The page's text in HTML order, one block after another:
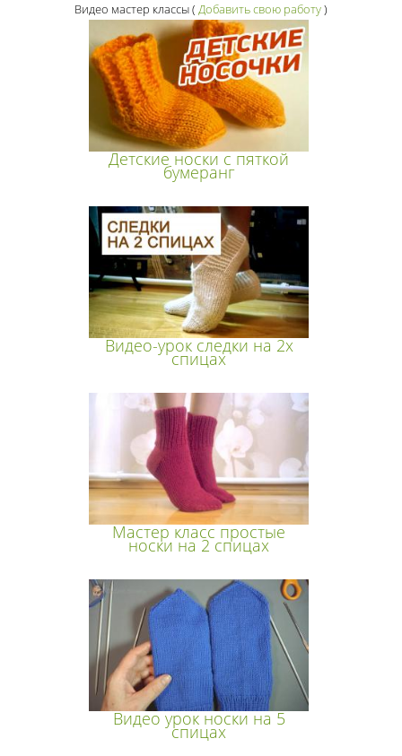
Видео мастер классы( Добавить свою работу)
Детские носки с пяткой
бумеранг
Видео-урок следки на 2х
спицах
Мастер класс простые
носки на 2 спицах
Видео урок носки на 5
спицах